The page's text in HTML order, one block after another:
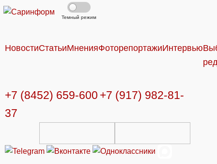
Темный режим
НовостиСтатьиМненияФоторепортажиИнтервью
+7 (8452) 659-600 +7 (917) 982-81-
37